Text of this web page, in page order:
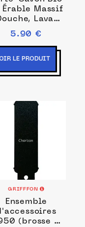
Érable Massif
Lavabo
& Cuisine
5.90 €
LE PRODUIT
GRIFFFON
Ensemble
(brosse à